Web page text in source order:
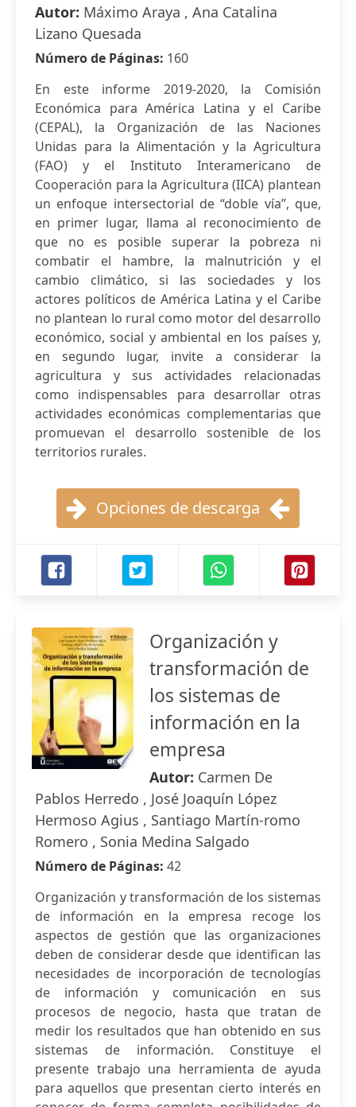
Autor: Máximo Araya , Ana Catalina
Lizano Quesada
Número de Páginas: 160
En este informe 2019-2020, la Comisión
Económica para América Latina y el Caribe
(CEPAL), la Organización de las Naciones
Unidas para la Alimentación y la Agricultura
(FAO) y el Instituto Interamericano de
Cooperación para la Agricultura (IICA) plantean
un enfoque intersectorial de “doble vía”, que,
en primer lugar, llama al reconocimiento de
que no es posible superar la pobreza ni
combatir el hambre, la malnutrición y el
cambio climático, si las sociedades y los
actores políticos de América Latina y el Caribe
no plantean lo rural como motor del desarrollo
económico, social y ambiental en los países y,
en segundo lugar, invite a considerar la
agricultura y sus actividades relacionadas
como indispensables para desarrollar otras
actividades económicas complementarias que
promuevan el desarrollo sostenible de los
territorios rurales.
Opciones de descarga
Organización y
transformación de
los sistemas de
información en la
empresa
Autor: Carmen De
Pablos Herredo , José Joaquín López
Hermoso Agius , Santiago Martín-romo
Romero , Sonia Medina Salgado
Número de Páginas: 42
Organización y transformación de los sistemas
de información en la empresa recoge los
aspectos de gestión que las organizaciones
deben de considerar desde que identifican las
necesidades de incorporación de tecnologías
de información y comunicación en sus
procesos de negocio, hasta que tratan de
medir los resultados que han obtenido en sus
sistemas de información. Constituye el
presente trabajo una herramienta de ayuda
para aquellos que presentan cierto interés en